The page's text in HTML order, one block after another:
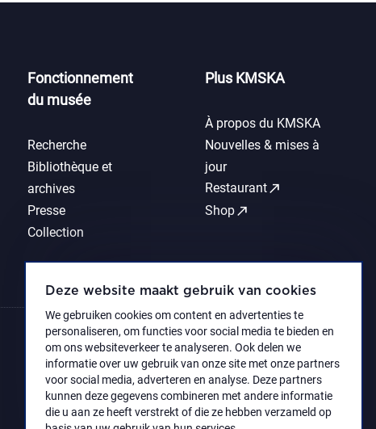
Deze website maakt gebruik van cookies
We gebruiken cookies om content en advertenties te
personaliseren, om functies voor social media te bieden en
om ons websiteverkeer te analyseren. Ook delen we
informatie over uw gebruik van onze site met onze partners
voor social media, adverteren en analyse. Deze partners
kunnen deze gegevens combineren met andere informatie
die u aan ze heeft verstrekt of die ze hebben verzameld op
Fonctionnement
du musée
Recherche
Bibliothèque et
archives
Presse
Collection
Plus KMSKA
À propos du KMSKA
Nouvelles & mises à
jour
Restaurantcall_made
Shopcall_made